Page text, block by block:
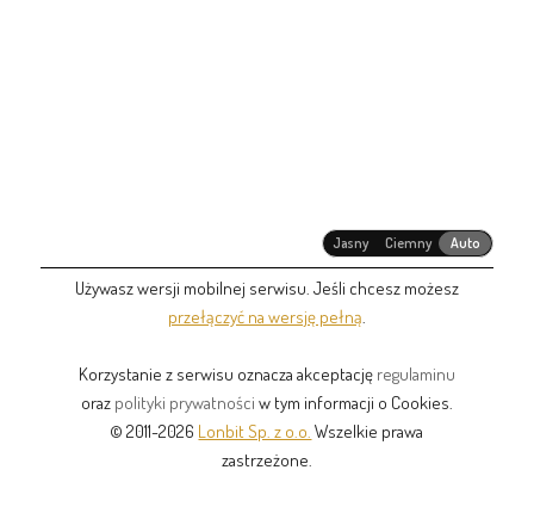
Jasny Ciemny Auto
Używasz wersji mobilnej serwisu. Jeśli chcesz możesz
przełączyć na wersję pełną
Korzystanie z serwisu oznacza akceptację regulaminu
oraz polityki prywatności w tym informacji o Cookies.
© 2011-2026 Lonbit Sp. z o.o. Wszelkie prawa
zastrzeżone.